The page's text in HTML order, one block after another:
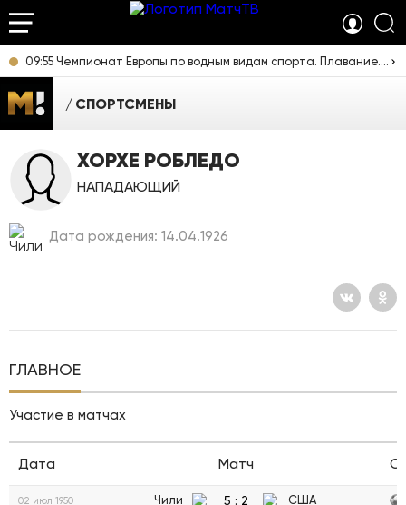
09:55 Чемпионат Европы по водным видам спорта. Плавание. Прямая трансляция из Франции
СПОРТСМЕНЫ
ХОРХЕ РОБЛЕДО
НАПАДАЮЩИЙ
Дата рождения: 14.04.1926
ГЛАВНОЕ
Участие в матчах
Дата Матч
02 июл 1950 Чили 5 : 2 США